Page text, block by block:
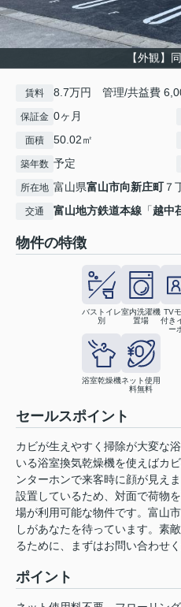
【外観】
賃料 8.7万円 管理/共益費
保証金 0ヶ月
面積 50.02㎡
築年数 予定
所在地 富山県富山市向新庄町７
交通 富山地方鉄道本線 「越中
物件の特徴
バストイレ
別
室内洗濯機
置場
TV
付き
ー
浴室乾燥機ネット使用
料無料
セールスポイント
カビが生えやすく掃除が大変な
いる浴室換気乾燥機を使えばカ
ンターホンで来客時に顔が見え
設置しているため、対面で荷物
場が利用可能な物件です。富山
しがあなたを待っています。素
るために、まずはお問い合わせく
ポイント